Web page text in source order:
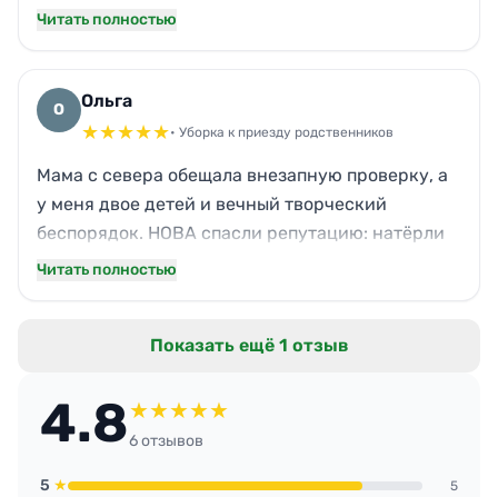
даже межплиточные швы. Запах табака
знает своё дело.
Читать полностью
О Ольга
★★★★★• Уборка к приезду родственников
Мама с севера обещала внезапную проверку, а
у меня двое детей и вечный творческий
беспорядок. НОВА спасли репутацию: натёрли
паркет, вымыли окна с двух сторон, разложили
из журнала. Мама осталась под впечатлением!
Читать полностью
Показать ещё 1 отзыв
4.8★★★★★
6 отзывов
5 ★ 5